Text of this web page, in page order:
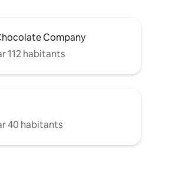
Company
112 habitants
40 habitants